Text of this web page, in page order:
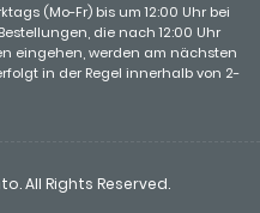
(Mo-Fr) bis um 12:00 Uhr bei
die nach 12:00 Uhr
eingehen, werden am nächsten
in der Regel innerhalb von 2-
All Rights Reserved.